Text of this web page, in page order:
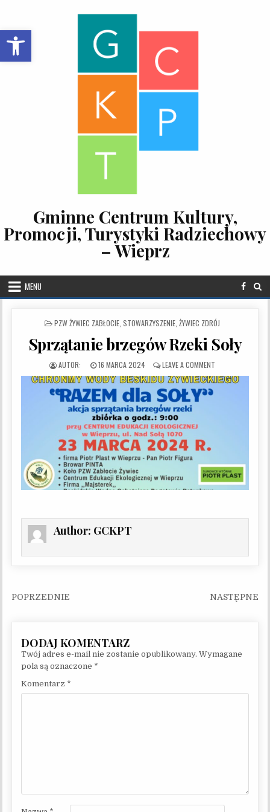
Open toolbar
Gminne Centrum Kultury,
Promocji, Turystyki Radziechowy
– Wieprz
MENU
POSTED IN
PZW ŻYWIEC ZABŁOCIE, STOWARZYSZENIE, ŻYWIEC ZDRÓJ
Sprzątanie brzegów Rzeki Soły
PUBLISHED DATE:
16 MARCA 2024 LEAVE A COMMENTON SPRZĄTANIE
Author: GCKPT
Nawigacja wpisu
Twój adres e-mail nie zostanie opublikowany. Wymagane
pola są oznaczone *
Komentarz *